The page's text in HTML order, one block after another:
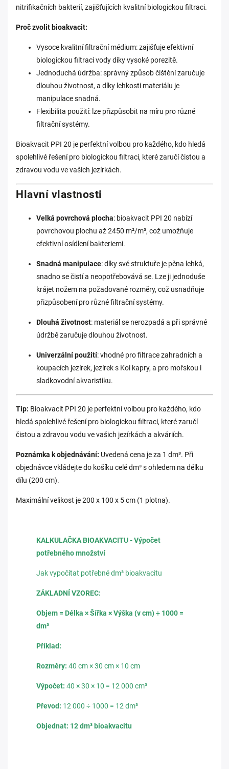
nitrifikačních bakterií, zajišťujících kvalitní biologickou filtraci.
Proč zvolit bioakvacit:
Vysoce kvalitní filtrační médium: zajišťuje efektivní
biologickou filtraci vody díky vysoké porezitě.
Jednoduchá údržba: správný způsob čištění zaručuje
dlouhou životnost, a díky lehkosti materiálu je
manipulace snadná.
Flexibilita použití: lze přizpůsobit na míru pro různé
filtrační systémy.
Bioakvacit PPI 20 je perfektní volbou pro každého, kdo hledá
spolehlivé řešení pro biologickou filtraci, které zaručí čistou a
zdravou vodu ve vašich jezírkách.
Hlavní vlastnosti
Velká povrchová plocha: bioakvacit PPI 20 nabízí
povrchovou plochu až 2450 m²/m³, což umožňuje
efektivní osídlení bakteriemi.
Snadná manipulace: díky své struktuře je pěna lehká,
snadno se čistí a neopotřebovává se. Lze ji jednoduše
krájet nožem na požadované rozměry, což usnadňuje
přizpůsobení pro různé filtrační systémy.
Dlouhá životnost: materiál se nerozpadá a při správné
údržbě zaručuje dlouhou životnost.
Univerzální použití: vhodné pro filtrace zahradních a
koupacích jezírek, jezírek s Koi kapry, a pro mořskou i
sladkovodní akvaristiku.
Tip: Bioakvacit PPI 20 je perfektní volbou pro každého, kdo
hledá spolehlivé řešení pro biologickou filtraci, které zaručí
čistou a zdravou vodu ve vašich jezírkách a akváriích.
Poznámka k objednávání: Uvedená cena je za 1 dm³. Při
objednávce vkládejte do košíku celé dm³ s ohledem na délku
dílu (200 cm).
Maximální velikost je 200 x 100 x 5 cm (1 plotna).
KALKULAČKA BIOAKVACITU - Výpočet
potřebného množství
Jak vypočítat potřebné dm³ bioakvacitu
ZÁKLADNÍ VZOREC:
Objem = Délka × Šířka × Výška (v cm) ÷ 1000 =
dm³
Příklad:
Rozměry: 40 cm × 30 cm × 10 cm
Výpočet: 40 × 30 × 10 = 12 000 cm³
Převod: 12 000 ÷ 1000 = 12 dm³
Objednat: 12dm³ bioakvacitu